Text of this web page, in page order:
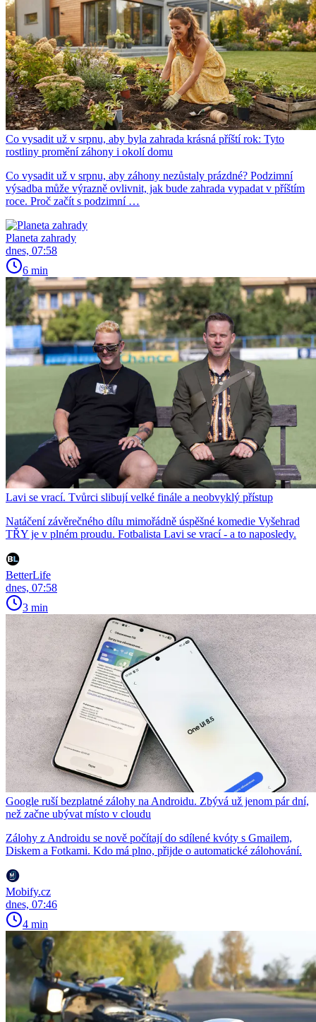
Co vysadit už v srpnu, aby byla zahrada krásná příští rok: Tyto
rostliny promění záhony i okolí domu
Co vysadit už v srpnu, aby záhony nezůstaly prázdné? Podzimní
výsadba může výrazně ovlivnit, jak bude zahrada vypadat v příštím
roce. Proč začít s podzimní …
Planeta zahrady
dnes, 07:58
6 min
Lavi se vrací. Tvůrci slibují velké finále a neobvyklý přístup
Natáčení závěrečného dílu mimořádně úspěšné komedie Vyšehrad
TŘY je v plném proudu. Fotbalista Lavi se vrací - a to naposledy.
BetterLife
dnes, 07:58
3 min
Google ruší bezplatné zálohy na Androidu. Zbývá už jenom pár dní,
než začne ubývat místo v cloudu
Zálohy z Androidu se nově počítají do sdílené kvóty s Gmailem,
Diskem a Fotkami. Kdo má plno, přijde o automatické zálohování.
Mobify.cz
dnes, 07:46
4 min